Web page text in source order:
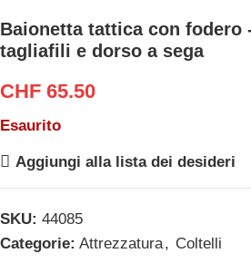
Baionetta tattica con fodero
tagliafili e dorso a sega
CHF 65.50
Esaurito
Aggiungi alla lista dei desideri
SKU: 44085
Categorie: Attrezzatura, Coltelli